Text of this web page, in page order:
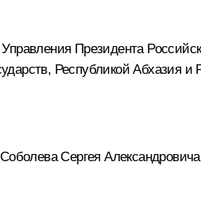
Президента
Республикой Абхазия
Сергея